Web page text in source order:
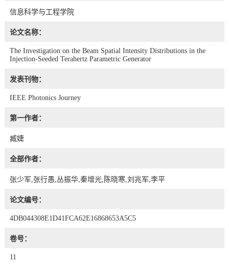
信息科学与工程学院
论文名称：
The Investigation on the Beam Spatial Intensity Distributions in the
Injection-Seeded Terahertz Parametric Generator
发表刊物：
IEEE Photonics Journey
第一作者：
臧婕
全部作者：
张少军,张行愚,丛振华,秦增光,陈晓寒,刘兆军,李平
论文编号：
4DB044308E1D41FCA62E16868653A5C5
卷号：
11